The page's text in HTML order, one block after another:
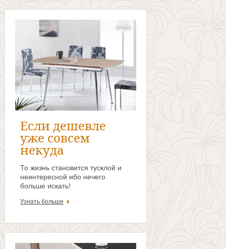
Если дешевле
уже совсем
некуда
То жизнь становится тусклой и
неинтересной ибо нечего
больше искать!
Узнать больше